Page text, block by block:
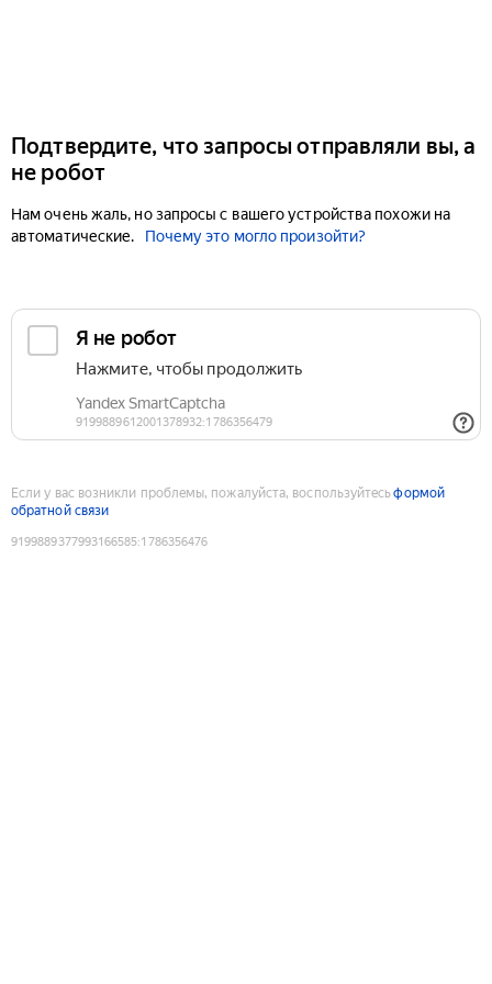
Подтвердите, что запросы отправляли вы, а
не робот
Нам очень жаль, но запросы с вашего устройства похожи на
автоматические.
Почему это могло произойти?
Если у вас возникли проблемы, пожалуйста, воспользуйтесьформой
обратной связи
9199889377993166585:1786356476